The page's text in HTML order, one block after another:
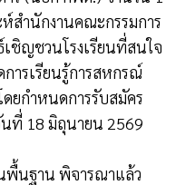
ห์สำนักงานคณะกรรมการ
ชิญชวนโรงเรียนที่สนใจ
การเรียนรู้การสหกรณ์
ยกำหนดการรับสมัคร
ที่ 18 มิถุนายน 2569
พื้นฐาน พิจารณาแล้ว